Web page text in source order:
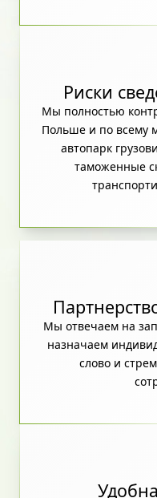
Риски
Мы полностью
Польше и по всему
автопарк
таможенные
Мы отвечаем на
назначаем
слово и